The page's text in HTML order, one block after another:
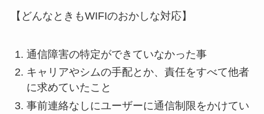
【どんなときもWIFIのおかしな対応】
通信障害の特定ができていなかった事
キャリアやシムの手配とか、責任をすべて他者
に求めていたこと
事前連絡なしにユーザーに通信制限をかけてい